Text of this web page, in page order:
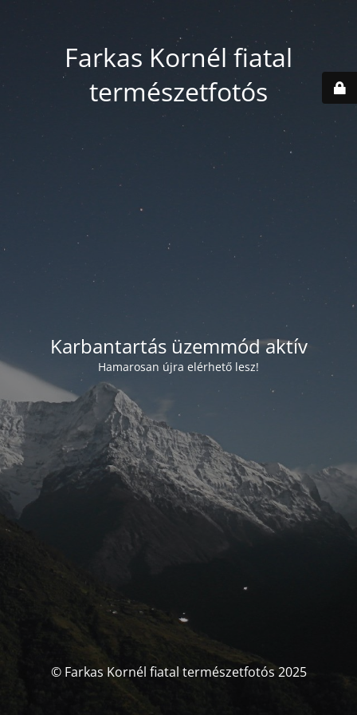
Farkas Kornél fiatal
természetfotós
Karbantartás üzemmód aktív
Hamarosan újra elérhető lesz!
© Farkas Kornél fiatal természetfotós 2025